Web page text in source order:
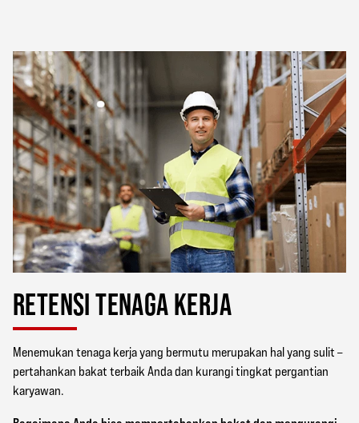
RETENSI TENAGA KERJA
Menemukan tenaga kerja yang bermutu merupakan hal yang sulit –
pertahankan bakat terbaik Anda dan kurangi tingkat pergantian
karyawan.